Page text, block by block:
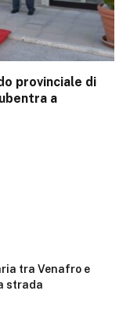
provinciale di
a
tra Venafro e
strada